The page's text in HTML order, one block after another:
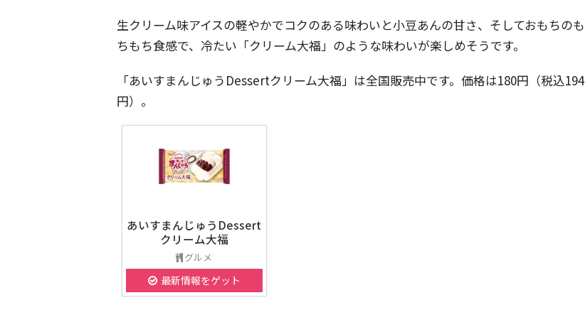
生クリーム味アイスの軽やかでコクのある味わいと小豆あんの甘さ、そしておもちのも
ちもち食感で、冷たい「クリーム大福」のような味わいが楽しめそうです。
「あいすまんじゅうDessertクリーム大福」は全国販売中です。価格は180円（税込194
円）。
あいすまんじゅうDessert
クリーム大福
グルメ
最新情報をゲット